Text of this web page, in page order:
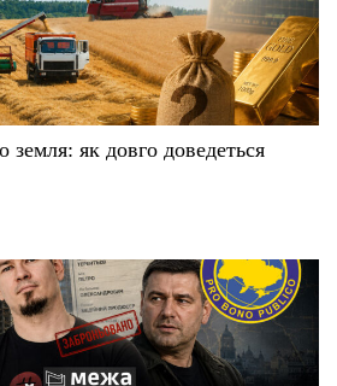
як довго доведеться